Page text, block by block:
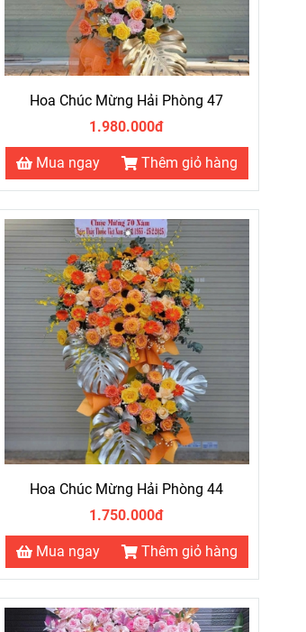
Hoa Chúc Mừng Hải Phòng 47
1.980.000đ
Mua ngay Thêm giỏ hàng
Hoa Chúc Mừng Hải Phòng 44
1.750.000đ
Mua ngay Thêm giỏ hàng